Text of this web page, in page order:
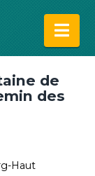
de
des
Haut